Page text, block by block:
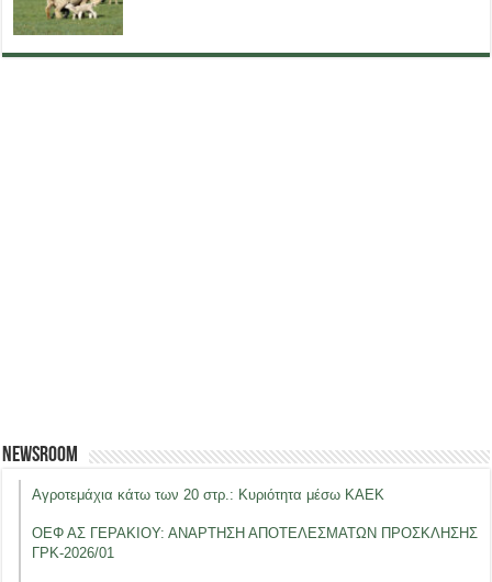
Newsroom
Αγροτεμάχια κάτω των 20 στρ.: Κυριότητα μέσω ΚΑΕΚ
ΟΕΦ ΑΣ ΓΕΡΑΚΙΟΥ: ΑΝΑΡΤΗΣΗ ΑΠΟΤΕΛΕΣΜΑΤΩΝ ΠΡΟΣΚΛΗΣΗΣ
ΓΡΚ-2026/01